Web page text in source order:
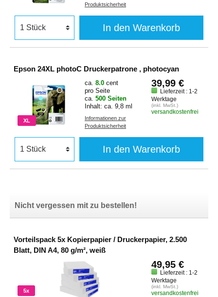
Produktsicherheit
In den Warenkorb
Epson 24XL photoC Druckerpatrone , photocyan
XL
ca. 8.0 cent
pro Seite
ca. 500 Seiten
Inhalt: ca. 9,8 ml
Informationen zur
Produktsicherheit
39,99 €
Lieferzeit : 1-2
Werktage
(inkl. MwSt.)
versandkostenfrei
In den Warenkorb
Nicht vergessen mit zu bestellen!
Vorteilspack 5x Kopierpapier / Druckerpapier, 2.500
Blatt, DIN A4, 80 g/m², weiß
5x
49,95 €
Lieferzeit : 1-2
Werktage
(inkl. MwSt.)
versandkostenfrei